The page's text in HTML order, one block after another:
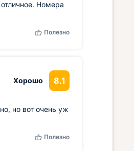
Номера
Полезно
Хорошо 8.1
но вот очень уж
Полезно